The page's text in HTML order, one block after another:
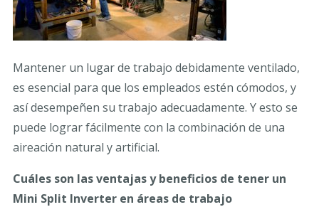
Mantener un lugar de trabajo debidamente ventilado,
es esencial para que los empleados estén cómodos, y
así desempeñen su trabajo adecuadamente. Y esto se
puede lograr fácilmente con la combinación de una
aireación natural y artificial.
Cuáles son las ventajas y beneficios de tener un
Mini Split Inverter en áreas de trabajo